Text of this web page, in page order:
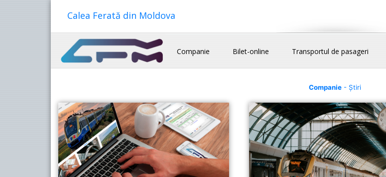
Calea Ferată din Moldova
Companie Bilet-online Transportul de pasageri
Companie- Știri